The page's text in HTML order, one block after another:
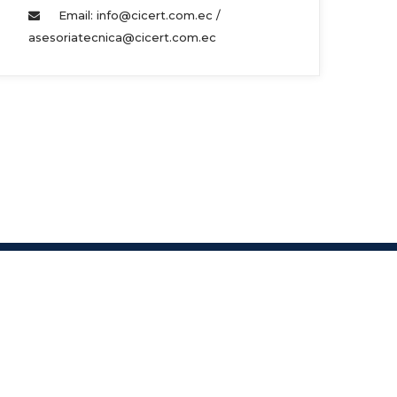
Email: info@cicert.com.ec /
asesoriatecnica@cicert.com.ec